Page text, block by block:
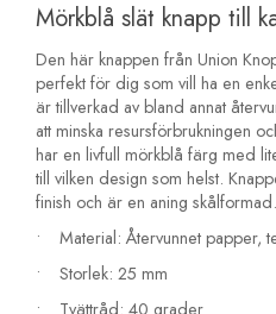
Mörkblå slät knapp till
Den här knappen från Union
perfekt för dig som vill ha en
är tillverkad av bland annat
att minska resursförbrukningen
har en livfull mörkblå färg med
till vilken design som helst.
finish och är en aning skålformad.
• Material: Återvunnet papper,
• Storlek: 25 mm